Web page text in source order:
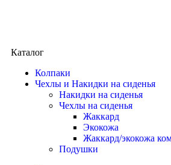
Каталог
Колпаки
Чехлы и Накидки на сиденья
Накидки на сиденья
Чехлы на сиденья
Жаккард
Экокожа
Жаккард/экокожа
Подушки